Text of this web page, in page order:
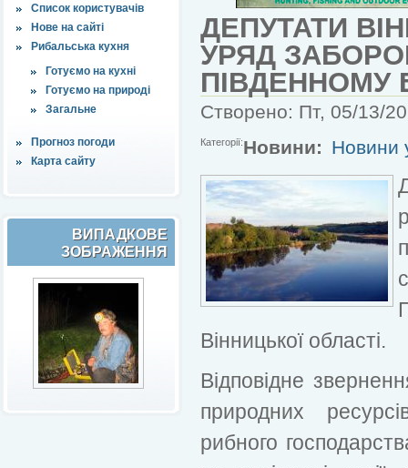
Список користувачів
Нове на сайті
Рибальська кухня
Готуємо на кухні
Готуємо на природі
Загальне
Прогноз погоди
Карта сайту
ВИПАДКОВЕ
ЗОБРАЖЕННЯ
ДЕПУТАТИ
УРЯД
ПІВДЕННОМУ
Створено: Пт, 05/13/
Категорії:Новини: Новини
Вінницької області.
Відповідне
природних
рибного